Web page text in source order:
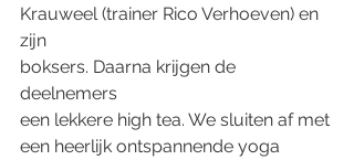
Krauweel (trainer Rico Verhoeven) en
zijn
boksers. Daarna krijgen de
deelnemers
een lekkere high tea. We sluiten af met
een heerlijk ontspannende yoga